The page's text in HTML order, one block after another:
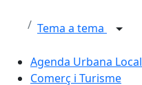
Tema a tema
Agenda Urbana Local
Comerç i Turisme